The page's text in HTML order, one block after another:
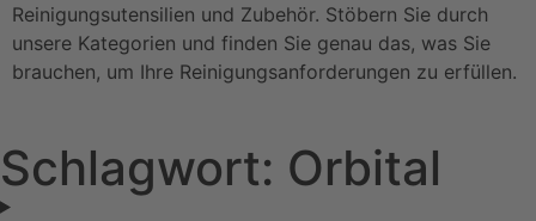
Reinigungsutensilien und Zubehör. Stöbern Sie durch
unsere Kategorien und finden Sie genau das, was Sie
brauchen, um Ihre Reinigungsanforderungen zu erfüllen.
Schlagwort: Orbital